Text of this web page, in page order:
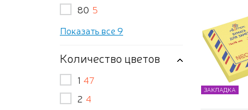
80 5
Показать все 9
Количество цветов
1 47
2 4
ЗАКЛАДКА